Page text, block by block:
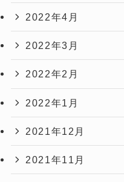
2022年4月
2022年3月
2022年2月
2022年1月
2021年12月
2021年11月